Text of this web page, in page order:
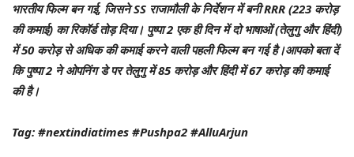
भारतीय फिल्म बन गई, जिसने SS राजामौली के निर्देशन में बनी RRR (223 करोड़
की कमाई) का रिकॉर्ड तोड़ दिया। पुष्पा 2 एक ही दिन में दो भाषाओं (तेलुगु और हिंदी)
में 50 करोड़ से अधिक की कमाई करने वाली पहली फिल्म बन गई है।आपको बता दें
कि पुष्पा 2 ने ओपनिंग डे पर तेलुगु में 85 करोड़ और हिंदी में 67 करोड़ की कमाई
की है।
Tag: #nextindiatimes #Pushpa2 #AlluArjun